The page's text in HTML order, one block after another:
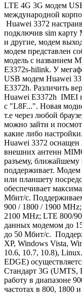
LTE 4G 3G модем
международной
Huawei 3372
подключив sim
и другие, модем
модем представлен
модель с названием
E3372s-hilink. У
USB модем Huawei
E3372h. Различить
Huawei E3372h IMEI
с "L8F...". Новая
т.е через любой
можно зайти и
какие либо настройки.
Huawei 3372 оснащен
внешних антенн
разъему, ближайшему
поддерживает. Модем
или планшету
обеспечивает
Мбит/с.
900 / 1800 / 1900
2100 MHz; LTE 800/
данных модемом до
до 50 Мбит/с.
XP, Windows Vista,
10.6, 10.7, 10.8),
EDGE)
Стандарт 3G (UMTS,
работу в диапазоне
частотах в 800, 1800